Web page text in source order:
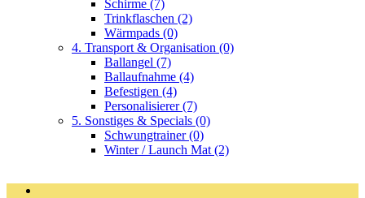
Schirme (7)
Trinkflaschen (2)
Wärmpads (0)
4. Transport & Organisation (0)
Ballangel (7)
Ballaufnahme (4)
Befestigen (4)
Personalisierer(7)
5. Sonstiges & Specials (0)
Schwungtrainer(0)
Winter / Launch Mat (2)